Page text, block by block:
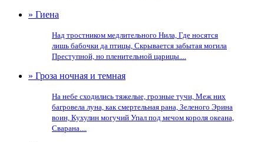
» Гиена
Над тростником медлительного Нила, Где носятся
лишь бабочки да птицы, Скрывается забытая могила
Преступной, но пленительной царицы....
» Гроза ночная и темная
На небе сходились тяжелые, грозные тучи, Меж них
багровела луна, как смертельная рана, Зеленого Эрина
воин, Кухулин могучий Упал под мечом короля океана,
Сварана....